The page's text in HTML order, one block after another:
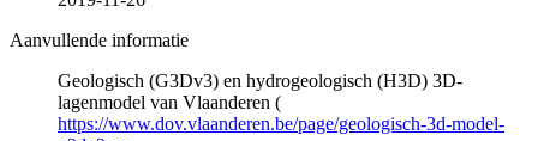
Aanvullende informatie
Geologisch (G3Dv3) en hydrogeologisch (H3D) 3D-
lagenmodel van Vlaanderen (
https://www.dov.vlaanderen.be/page/geologisch-3d-model-